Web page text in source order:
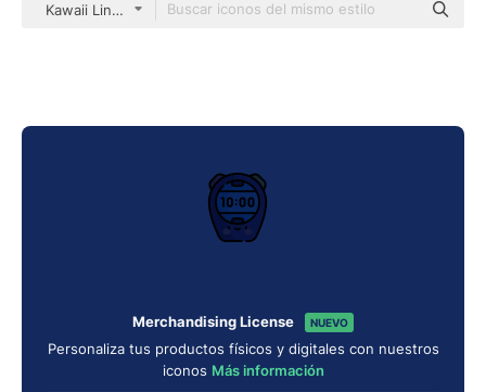
Kawaii Lineal color
Merchandising License NUEVO
Personaliza tus productos físicos y digitales con nuestros
iconos Más información